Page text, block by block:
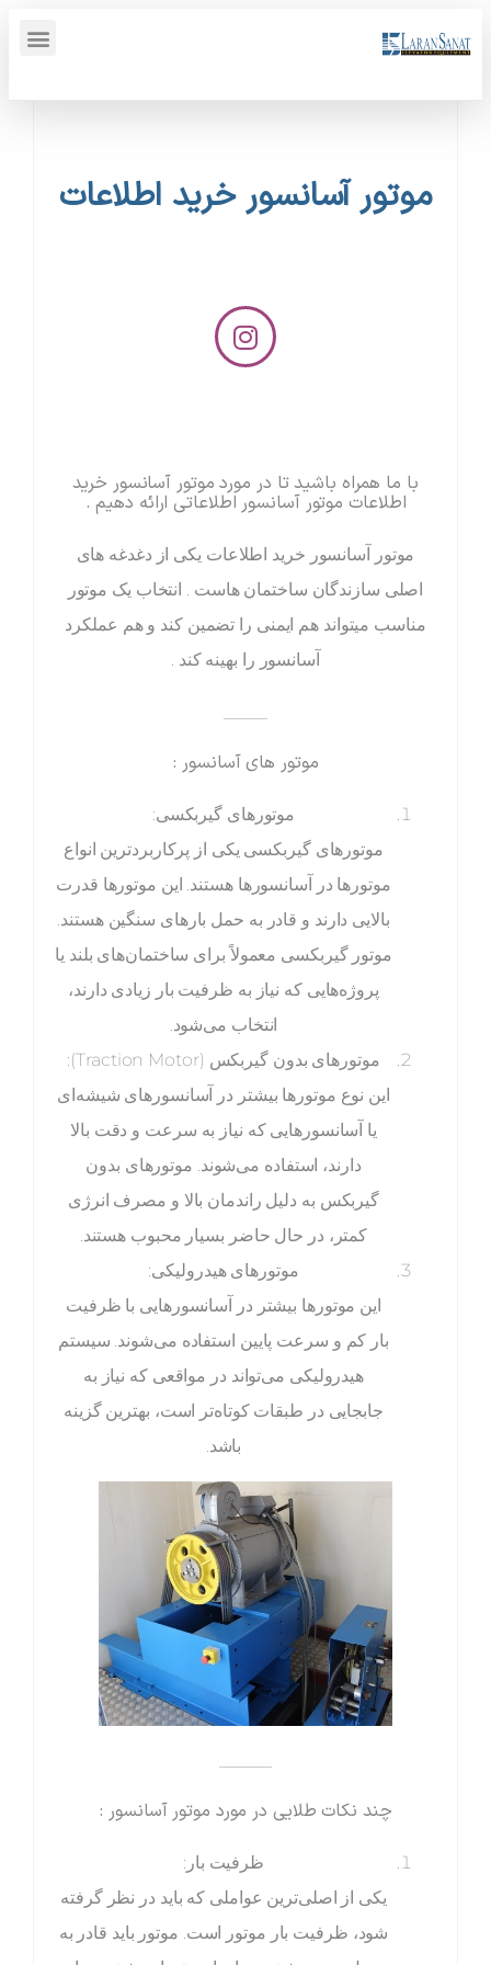
موتور آسانسور خرید اطلاعات
با ما همراه باشید تا در مورد موتور آسانسور خرید
اطلاعات موتور آسانسور اطلاعاتی ارائه دهیم .
موتور آسانسور خرید اطلاعات یکی از دغدغه های
اصلی سازندگان ساختمان هاست . انتخاب یک موتور
مناسب میتواند هم ایمنی را تضمین کند و هم عملکرد
آسانسور را بهینه کند .
موتور های آسانسور :
موتورهای گیربکسی:
موتورهای گیربکسی یکی از پرکاربردترین انواع
موتورها در آسانسورها هستند. این موتورها قدرت
بالایی دارند و قادر به حمل بارهای سنگین هستند.
موتور گیربکسی معمولاً برای ساختمان‌های بلند یا
پروژه‌هایی که نیاز به ظرفیت بار زیادی دارند،
انتخاب می‌شود.
موتورهای بدون گیربکس (Traction Motor):
این نوع موتورها بیشتر در آسانسورهای شیشه‌ای
یا آسانسورهایی که نیاز به سرعت و دقت بالا
دارند، استفاده می‌شوند. موتورهای بدون
گیربکس به دلیل راندمان بالا و مصرف انرژی
کمتر، در حال حاضر بسیار محبوب هستند.
موتورهای هیدرولیکی:
این موتورها بیشتر در آسانسورهایی با ظرفیت
بار کم و سرعت پایین استفاده می‌شوند. سیستم
هیدرولیکی می‌تواند در مواقعی که نیاز به
جابجایی در طبقات کوتاه‌تر است، بهترین گزینه
باشد.
چند نکات طلایی در مورد موتور آسانسور :
ظرفیت بار:
یکی از اصلی‌ترین عواملی که باید در نظر گرفته
شود، ظرفیت بار موتور است. موتور باید قادر به